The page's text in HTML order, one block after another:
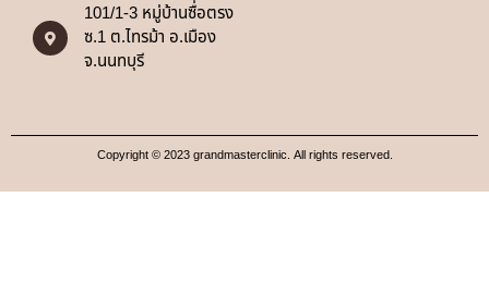
101/1-3 หมู่บ้านซื่อตรง
ซ.1 ต.ไทรม้า อ.เมือง
จ.นนทบุรี
Copyright © 2023 grandmasterclinic. All rights reserved.